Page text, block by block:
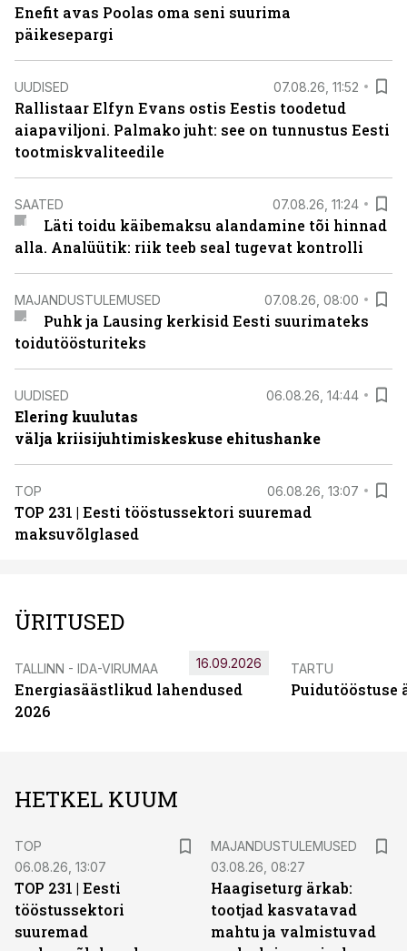
Enefit avas Poolas oma seni suurima
päikesepargi
UUDISED 07.08.26, 11:52
Rallistaar Elfyn Evans ostis Eestis toodetud
aiapaviljoni. Palmako juht: see on tunnustus Eesti
tootmiskvaliteedile
SAATED 07.08.26, 11:24
Läti toidu käibemaksu alandamine tõi hinnad
alla. Analüütik: riik teeb seal tugevat kontrolli
MAJANDUSTULEMUSED 07.08.26, 08:00
Puhk ja Lausing kerkisid Eesti suurimateks
toidutöösturiteks
UUDISED 06.08.26, 14:44
Elering kuulutas
välja kriisijuhtimiskeskuse ehitushanke
TOP 06.08.26, 13:07
TOP 231 | Eesti tööstussektori suuremad
maksuvõlglased
ÜRITUSED
TALLINN - IDA-VIRUMAA
Energiasäästlikud lahendused
2026
16.09.2026 TARTU
Puidutööstuse
HETKEL KUUM
TOP
06.08.26, 13:07
TOP 231 | Eesti
tööstussektori
suuremad
MAJANDUSTULEMUSED
03.08.26, 08:27
Haagiseturg ärkab:
tootjad kasvatavad
mahtu ja valmistuvad